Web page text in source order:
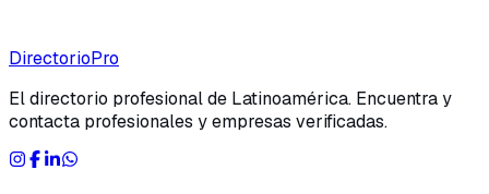
DirectorioPro
El directorio profesional de Latinoamérica. Encuentra y
contacta profesionales y empresas verificadas.